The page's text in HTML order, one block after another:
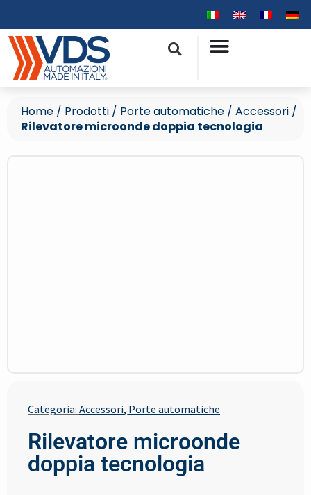
Home / Prodotti / Porte automatiche / Accessori /
Rilevatore microonde doppia tecnologia
Categoria: Accessori, Porte automatiche
Rilevatore microonde
doppia tecnologia